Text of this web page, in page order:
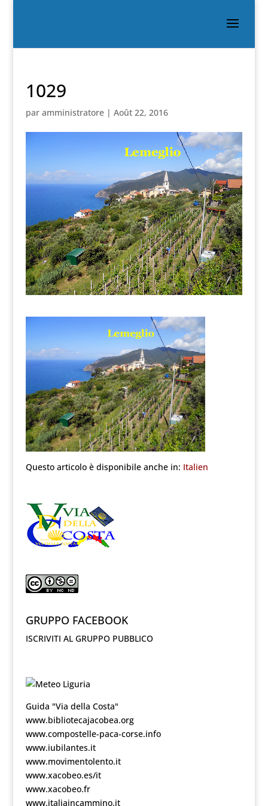
1029
par amministratore| Août 22, 2016
Questo articolo è disponibile anche in: Italien
GRUPPO FACEBOOK
ISCRIVITI AL GRUPPO PUBBLICO
Guida "Via della Costa"
www.bibliotecajacobea.org
www.compostelle-paca-corse.info
www.iubilantes.it
www.movimentolento.it
www.xacobeo.es/it
www.xacobeo.fr
www.italiaincammino.it